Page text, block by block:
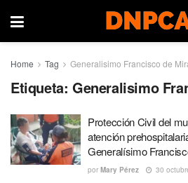
Home Tag Generalisimo Francisco de
Etiqueta: Generalisimo
Protección Civil del
atención
Generalísimo
por Mary Pérez 30